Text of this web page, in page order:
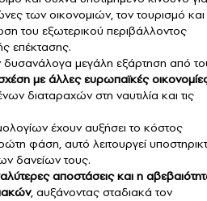
των οικονομιών, τον τουρισμό και
του εξωτερικού περιβάλλοντος
επέκτασης.
μεγάλη εξάρτηση από
με άλλες ευρωπαϊκές
διαταραχών στη ναυτιλία και τις
έχουν αυξήσει το κόστος
φάση, αυτό λειτουργεί
δανείων τους.
αποστάσεις και η
, αυξάνοντας σταδιακά τον